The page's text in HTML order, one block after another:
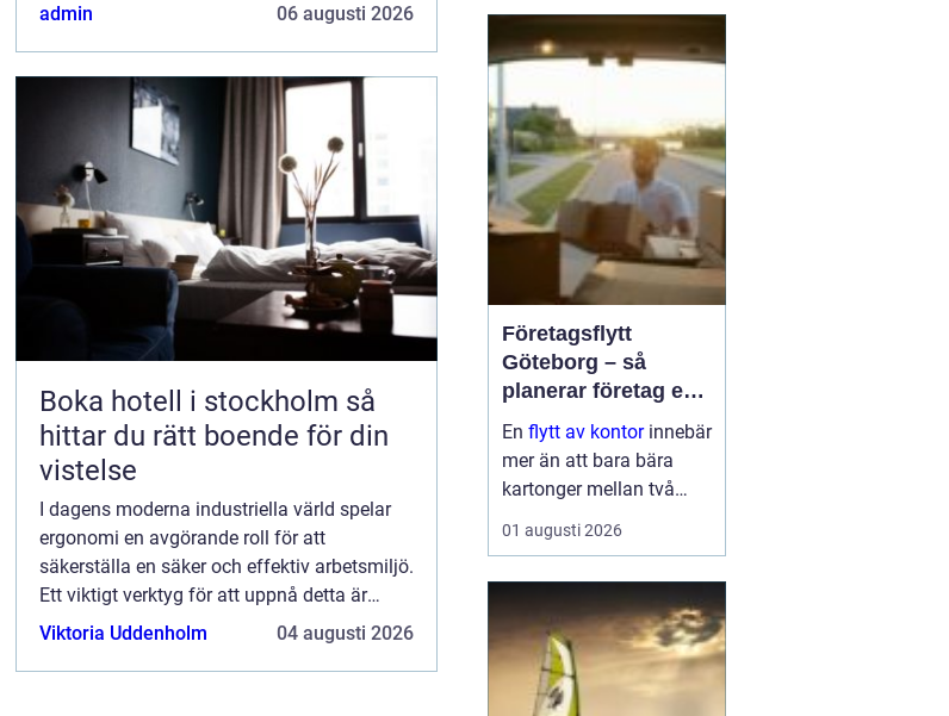
admin
06 augusti 2026
Boka hotell i stockholm så
hittar du rätt boende för din
vistelse
I dagens moderna industriella värld spelar
ergonomi en avgörande roll för att
säkerställa en säker och effektiv arbetsmiljö.
Ett viktigt verktyg för att uppnå detta är
balansblock. Dessa enheter hj&a...
Viktoria Uddenholm 04 augusti 2026
skog, lantbruk och
entreprenadarbeten. När
eller andra vä...
Företagsflytt
Göteborg – så
planerar företag en
smidig och trygg
flytt
En flytt av kontorinnebär
mer än att bara bära
kartonger mellan två
adresser. När ett kontor i
Göteborg sk...
01 augusti 2026